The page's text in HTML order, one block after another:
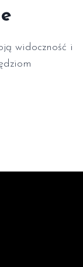
widoczność i